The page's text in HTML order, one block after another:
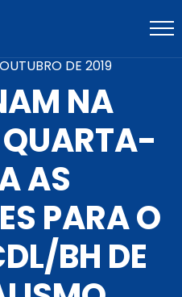
DE 2019
NA
AS
PARA O
BH DE